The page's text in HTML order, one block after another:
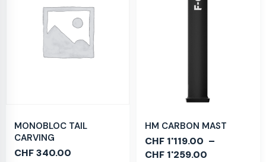
MONOBLOC TAIL
CARVING
CHF340.00
HM CARBON MAST
CHF 1'119.00 –
CHF 1'259.00